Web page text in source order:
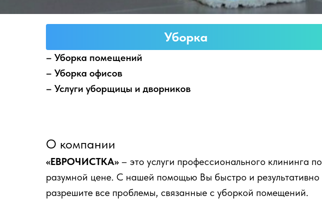
Уборка
– Уборка помещений
– Уборка офисов
– Услуги уборщицы и дворников
О компании
«ЕВРОЧИСТКА» – это услуги профессионального клининга по
разумной цене. С нашей помощью Вы быстро и результативно
разрешите все проблемы, связанные с уборкой помещений.